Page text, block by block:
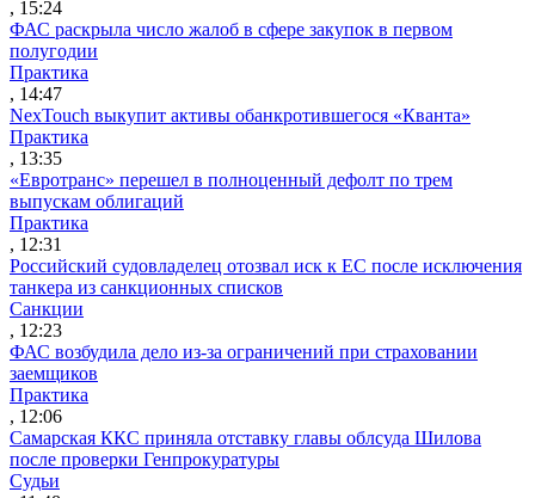
, 15:24
ФАС раскрыла число жалоб в сфере закупок в первом
полугодии
Практика
, 14:47
NexTouch выкупит активы обанкротившегося «Кванта»
Практика
, 13:35
«Евротранс» перешел в полноценный дефолт по трем
выпускам облигаций
Практика
, 12:31
Российский судовладелец отозвал иск к ЕС после исключения
танкера из санкционных списков
Санкции
, 12:23
ФАС возбудила дело из-за ограничений при страховании
заемщиков
Практика
, 12:06
Самарская ККС приняла отставку главы облсуда Шилова
после проверки Генпрокуратуры
Судьи